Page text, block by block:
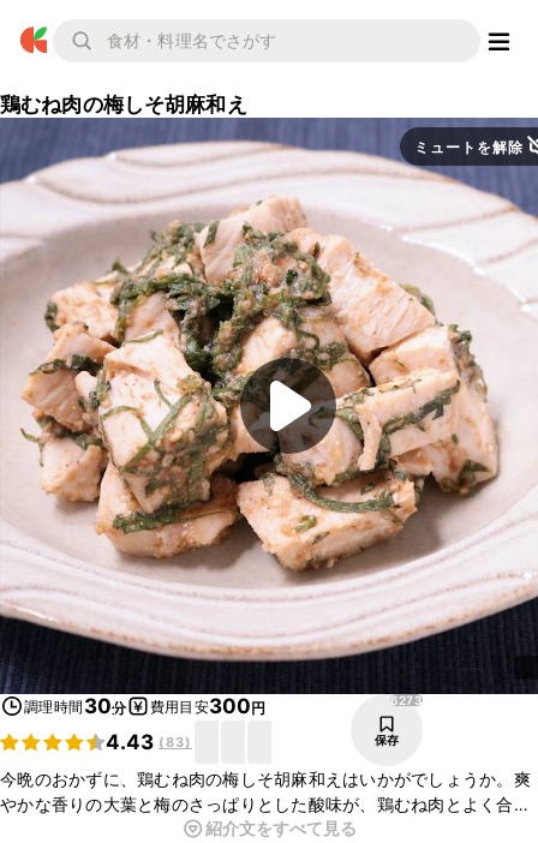
鶏むね肉の梅しそ胡麻和え
ミュートを解除
調理時間 30分 費用目安300円
4.43 (83)
6273
保存
今晩のおかずに、鶏むね肉の梅しそ胡麻和えはいかがでしょうか。爽
やかな香りの大葉と梅のさっぱりとした酸味が、鶏むね肉とよく合
い、ごはんのおかずにぴったりですよ。お酒のおつまみとしても最適
紹介文をすべて見る